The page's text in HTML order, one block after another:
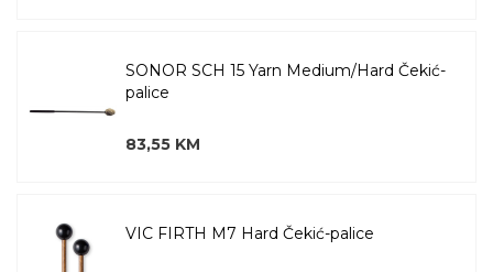
SONOR SCH 15 Yarn Medium/Hard Čekić-
palice
83,55 KM
VIC FIRTH M7 Hard Čekić-palice